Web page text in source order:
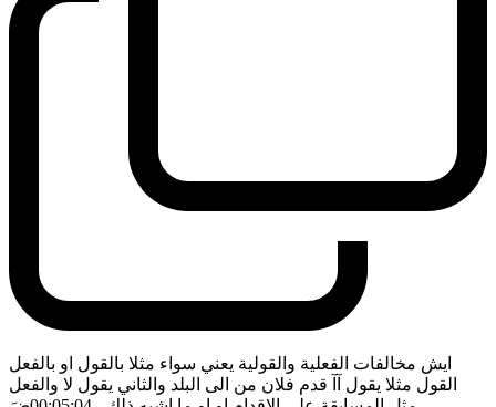
ايش مخالفات الفعلية والقولية يعني سواء مثلا بالقول او بالفعل
القول مثلا يقول آآ قدم فلان من الى البلد والثاني يقول لا والفعل